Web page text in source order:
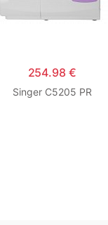
254.98 €
Singer C5205 PR